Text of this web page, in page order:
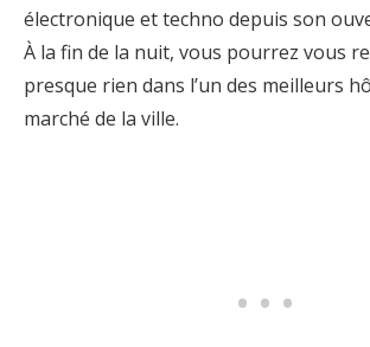
électronique et techno depuis son
À la fin de la nuit, vous pourrez vous
presque rien dans l’un des meilleurs
marché de la ville.